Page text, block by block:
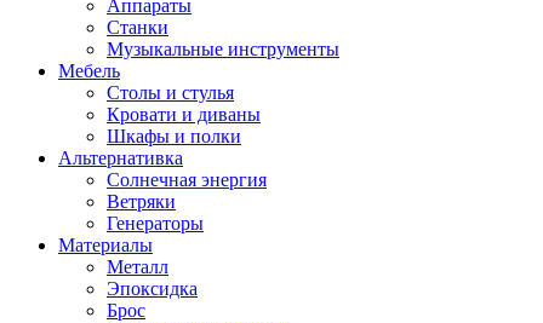
Аппараты
Станки
Музыкальные инструменты
Мебель
Столы и стулья
Кровати и диваны
Шкафы и полки
Альтернативка
Солнечная энергия
Ветряки
Генераторы
Материалы
Металл
Эпоксидка
Брос